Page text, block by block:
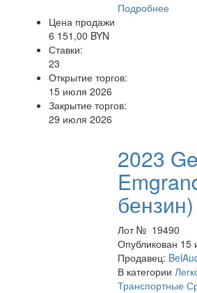
Подробнее
Цена продажи
6 151,00 BYN
Ставки:
23
Открытие торгов:
15 июля 2026
Закрытие торгов:
29 июля 2026
2023
бензин)
Лот № 19490
Опубликован 15
Продавец:
В категории
Транспортные